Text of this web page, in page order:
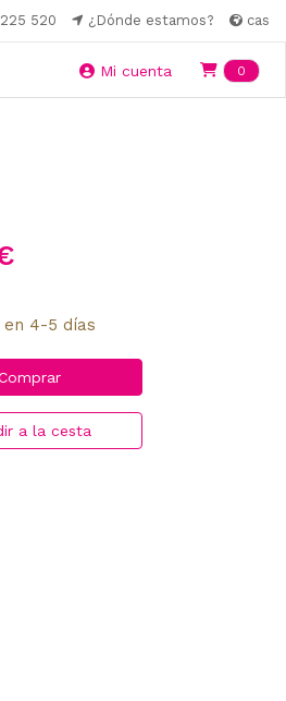
520 ¿Dónde estamos? cas
Mi cuenta 0
en 4-5 días
a la cesta